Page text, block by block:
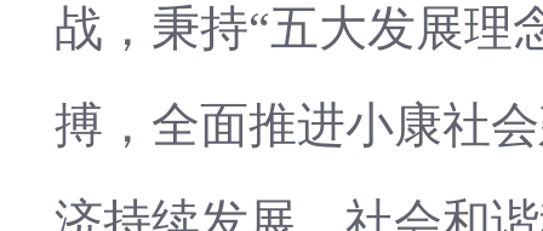
战，秉持“五大发展理
搏，全面推进小康社